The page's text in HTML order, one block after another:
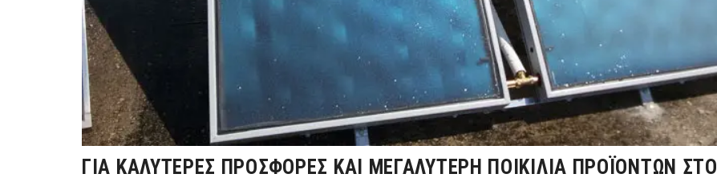
ΓΙΑ ΚΑΛΎΤΕΡΕΣ ΠΡΟΣΦΟΡΈΣ ΚΑΙ ΜΕΓΑΛΎΤΕΡΗ ΠΟΙΚΙΛΊΑ ΠΡΟΪΌΝΤΩΝ ΣΤΟ